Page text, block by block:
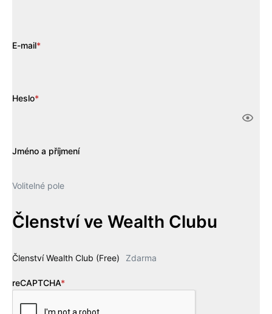
E-mail*
Heslo*
Jméno a příjmení
Volitelné pole
Členství ve Wealth Clubu
Členství Wealth Club (Free) Zdarma
reCAPTCHA*